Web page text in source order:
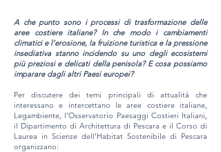
A che punto sono i processi di trasformazione delle
aree costiere italiane? In che modo i cambiamenti
climatici e l’erosione, la fruizione turistica e la pressione
insediativa stanno incidendo su uno degli ecosistemi
più preziosi e delicati della penisola? E cosa possiamo
imparare dagli altri Paesi europei?
Per discutere dei temi principali di attualità che
interessano e intercettano le aree costiere italiane,
Legambiente, l’Osservatorio Paesaggi Costieri Italiani,
il Dipartimento di Architettura di Pescara e il Corso di
Laurea in Scienze dell'Habitat Sostenibile di Pescara
organizzano: